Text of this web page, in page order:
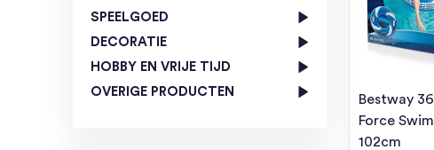
SPEELGOED
DECORATIE
HOBBY EN VRIJE TIJD
OVERIGE PRODUCTEN
Bestway
Force
102cm